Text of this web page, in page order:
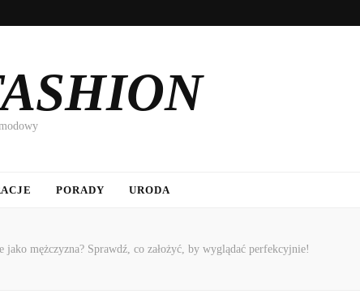
PORADY URODA
jako mężczyzna? Sprawdź, co założyć, by wyglądać perfekcyjnie!